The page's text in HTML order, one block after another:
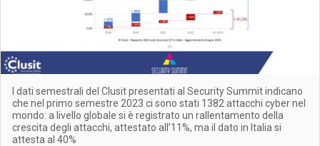
I dati semestrali del Clusit presentati al Security Summit indicano
che nel primo semestre 2023 ci sono stati 1382 attacchi cyber nel
mondo: a livello globale si è registrato un rallentamento della
crescita degli attacchi, attestato all’11%, ma il dato in Italia si
attesta al 40%